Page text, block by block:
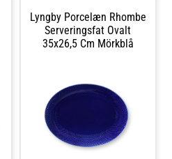
Lyngby Porcelæn Rhombe
Serveringsfat Ovalt
35x26,5 Cm Mörkblå